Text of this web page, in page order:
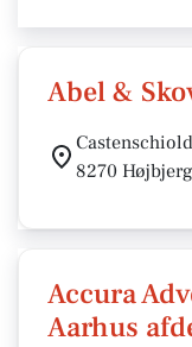
Abel &
8270 Højbjerg
Accura
Aarhus